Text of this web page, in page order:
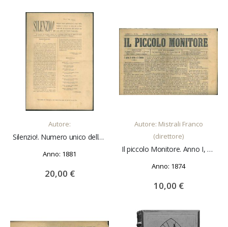
AGGIUNGI AL CARRELLO
Autore:
Silenzio!. Numero unico della Società il Silenzio ... in occasione del Ballo che essa offre nel Teatro Contavalli
Anno: 1881
20,00 €
Autore: Mistrali Franco
(direttore)
Il piccolo Monitore. Anno I, 25 Aprile 1874. N. 84
Anno: 1874
10,00 €